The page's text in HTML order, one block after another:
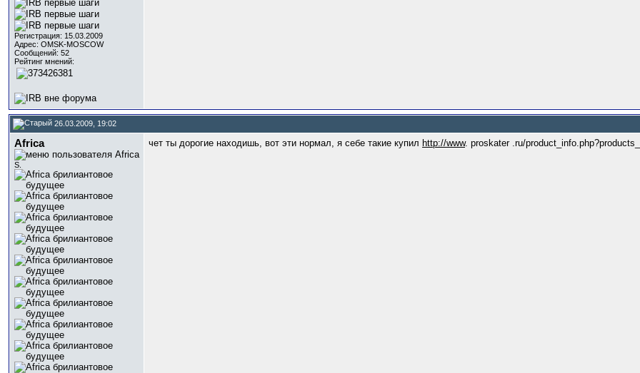
Регистрация: 15.03.2009
Адрес: OMSK-MOSCOW
Сообщений: 52
Рейтинг мнений:
26.03.2009, 19:02
Africa
S.
чет ты дорогие находишь, вот эти нормал, я себе такие купил http://www. proskater .ru/